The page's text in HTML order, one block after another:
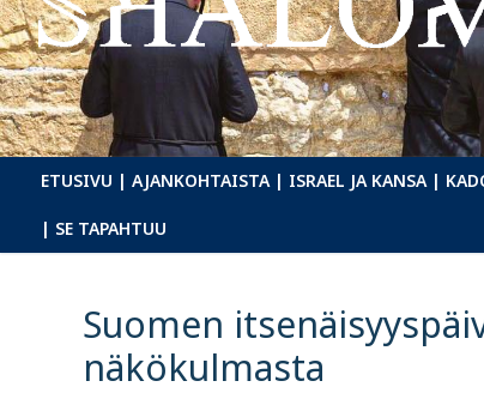
ETUSIVU | AJANKOHTAISTA | ISRAEL JA KANSA |
| SE TAPAHTUU
Suomen
näkökulmasta